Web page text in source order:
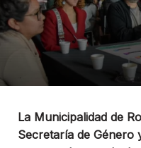
La Municipalidad de
Secretaría de Género